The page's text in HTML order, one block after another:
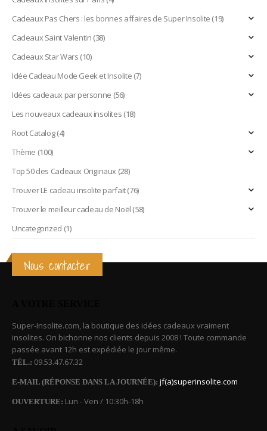
Cadeaux Pas Chers : les bonnes affaires de Super Insolite(19)
Cadeaux Saint Valentin(38)
Cadeaux Star Wars(10)
Idée Cadeau Mode Geek et Insolite(7)
Idées cadeaux par personne (56)
Les nouveaux cadeaux insolites(18)
Root Catalog(4)
Thème (100)
Top 50 des Cadeaux Originaux (28)
Trouver LE cadeau insolite parfait(76)
Trouver le meilleur cadeau de Noël(58)
Uncategorized (1)
Nous contacter
Super-Insolite.com, la boutique des idées cadeaux vraiment
insolites. On bichonne nos clients depuis 2008 ! Toute commande
passée avant 12h est expédiée le jour même.
TÉL.: 09.53.47.67.32
E-MAIL (RÉPONSE DANS LA JOURNÉE): jf(a)superinsolite.com
OUVERTURE: Lun - Ven / 10:30h-18h